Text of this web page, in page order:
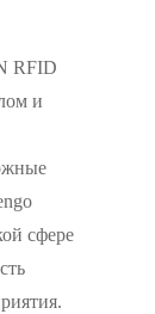
RFID
и
сфере